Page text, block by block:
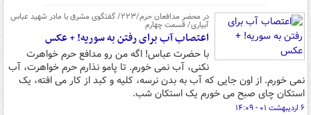
در محضر مدافعان حرم/۲۲۳/ گفتگوی مشرق با مادر شهید عباس
آبیاری/ قسمت چهارم
اعتصاب آب برای رفتن به سوریه! + عکس
با حضرت عباس! اگه من رو مدافع حرم خواهرت
نکنی، آب نمی خورم. تا پامو نذارم حرم خواهرت، آب
نمی خورم. از اون جایی که آب به بدن نرسه، کلیه و کبد از کار می افته، یک
استکان چای صبح می خورم یک استکان شب.
۶ اردیبهشت ۰۱ - ۱۴:۰۹